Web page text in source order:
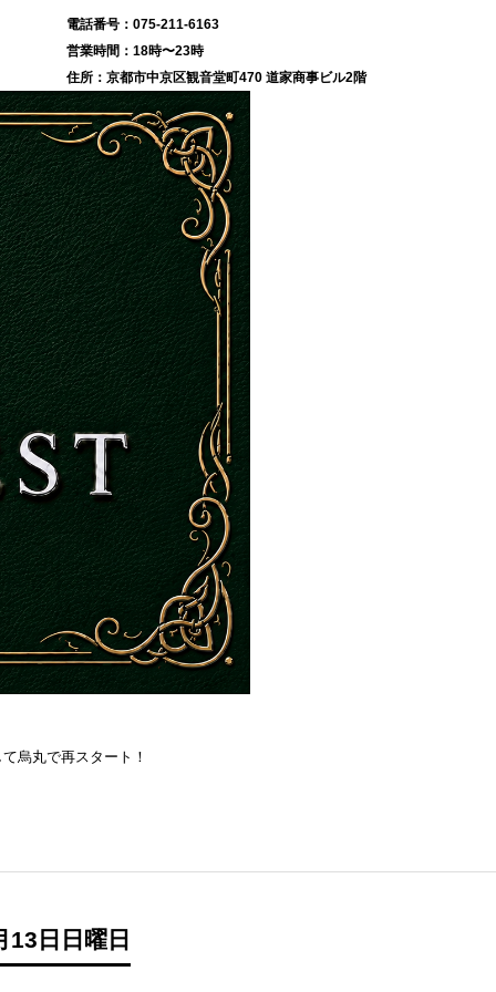
075-211-6163
18時〜23時
京都市中京区観音堂町470 道家商事ビル2階
烏丸で再スタート！
日日曜日